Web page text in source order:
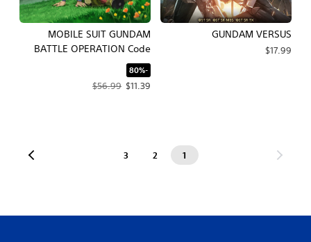
GUNDAM VERSUS
$17.99
MOBILE SUIT GUNDAM
BATTLE OPERATION Code
Fairy
‏-80%‏
$11.39
سعر العرض $11.39‏. السعر الأصلي، $56.99‏.
$56.99
1
2
3